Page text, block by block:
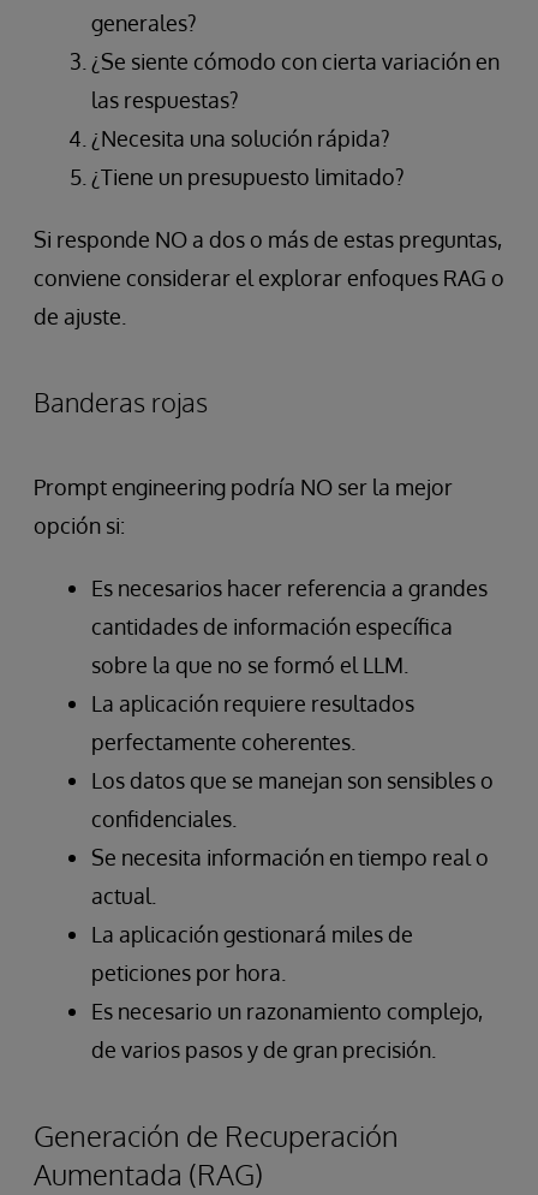
generales?
¿Se siente cómodo con cierta variación en
las respuestas?
¿Necesita una solución rápida?
¿Tiene un presupuesto limitado?
Si responde NO a dos o más de estas preguntas,
conviene considerar el explorar enfoques RAG o
de ajuste.
Banderas rojas
Prompt engineering podría NO ser la mejor
opción si:
Es necesarios hacer referencia a grandes
cantidades de información específica
sobre la que no se formó el LLM.
La aplicación requiere resultados
perfectamente coherentes.
Los datos que se manejan son sensibles o
confidenciales.
Se necesita información en tiempo real o
actual.
La aplicación gestionará miles de
peticiones por hora.
Es necesario un razonamiento complejo,
de varios pasos y de gran precisión.
Generación de Recuperación
Aumentada (RAG)